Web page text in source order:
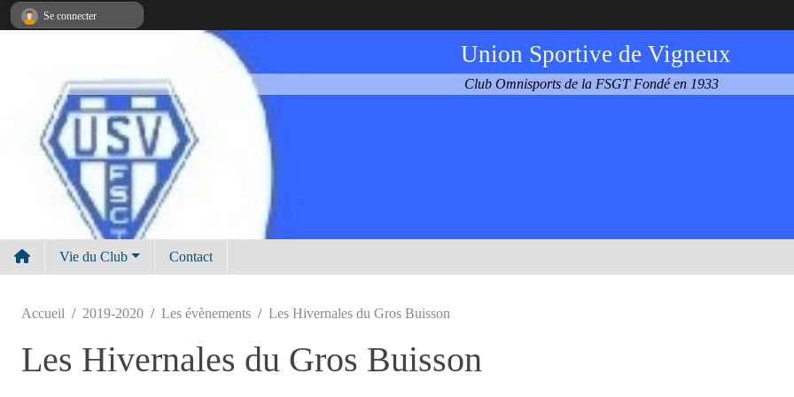
Union Sportive de Vigneux
Club Omnisports de la FSGT Fondé en 1933
Vie du Club Contact
Accueil 2019-2020 Les évènements Les Hivernales du Gros Buisson
Les Hivernales du Gros Buisson
Se connecter
Panneau de gestion des cookies